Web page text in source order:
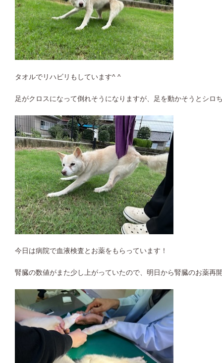
タオルでリハビリもしています^ ^
足がクロスになって倒れそうになりますが、足を動かそうとシロ
今日は病院で血液検査とお薬をもらっています！
腎臓の数値がまた少し上がっていたので、明日から腎臓のお薬再